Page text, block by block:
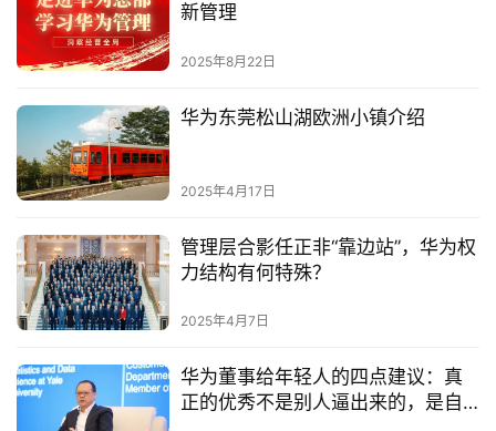
新管理
2025年8月22日
华为东莞松山湖欧洲小镇介绍
2025年4月17日
管理层合影任正非“靠边站”，华为权
力结构有何特殊？
2025年4月7日
华为董事给年轻人的四点建议：真
正的优秀不是别人逼出来的，是自